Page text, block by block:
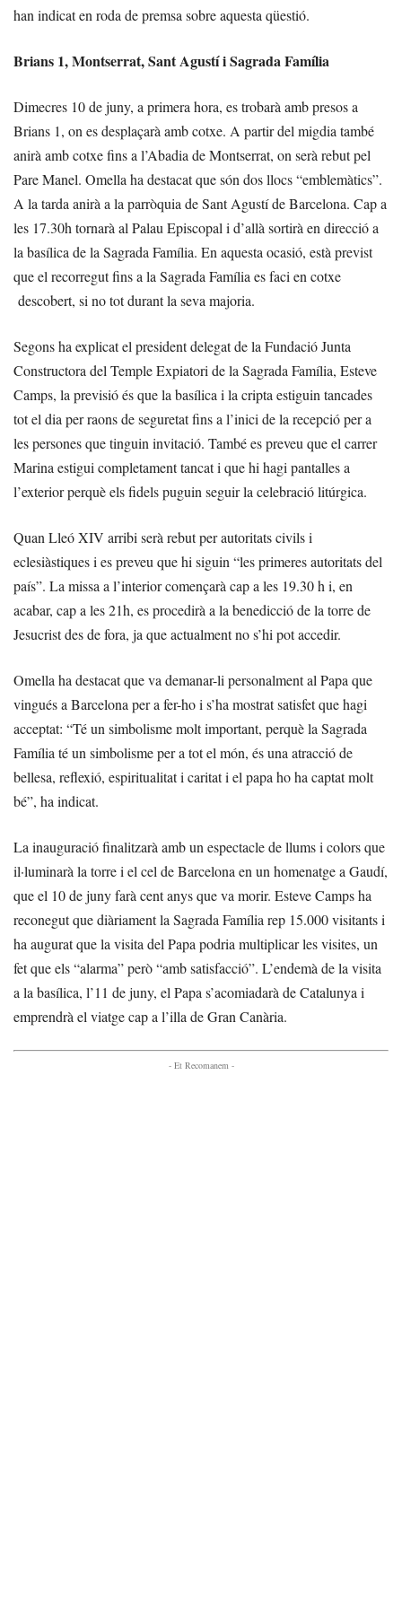
han indicat en roda de premsa sobre aquesta qüestió.
Brians 1, Montserrat, Sant Agustí i Sagrada Família
Dimecres 10 de juny, a primera hora, es trobarà amb presos a
Brians 1, on es desplaçarà amb cotxe. A partir del migdia també
anirà amb cotxe fins a l’Abadia de Montserrat, on serà rebut pel
Pare Manel. Omella ha destacat que són dos llocs “emblemàtics”.
A la tarda anirà a la parròquia de Sant Agustí de Barcelona. Cap a
les 17.30h tornarà al Palau Episcopal i d’allà sortirà en direcció a
la basílica de la Sagrada Família. En aquesta ocasió, està previst
que el recorregut fins a la Sagrada Família es faci en cotxe
descobert, si no tot durant la seva majoria.
Segons ha explicat el president delegat de la Fundació Junta
Constructora del Temple Expiatori de la Sagrada Família, Esteve
Camps, la previsió és que la basílica i la cripta estiguin tancades
tot el dia per raons de seguretat fins a l’inici de la recepció per a
les persones que tinguin invitació. També es preveu que el carrer
Marina estigui completament tancat i que hi hagi pantalles a
l’exterior perquè els fidels puguin seguir la celebració litúrgica.
Quan Lleó XIV arribi serà rebut per autoritats civils i
eclesiàstiques i es preveu que hi siguin “les primeres autoritats del
país”. La missa a l’interior començarà cap a les 19.30 h i, en
acabar, cap a les 21h, es procedirà a la benedicció de la torre de
Jesucrist des de fora, ja que actualment no s’hi pot accedir.
Omella ha destacat que va demanar-li personalment al Papa que
vingués a Barcelona per a fer-ho i s’ha mostrat satisfet que hagi
acceptat: “Té un simbolisme molt important, perquè la Sagrada
Família té un simbolisme per a tot el món, és una atracció de
bellesa, reflexió, espiritualitat i caritat i el papa ho ha captat molt
bé”, ha indicat.
La inauguració finalitzarà amb un espectacle de llums i colors que
il·luminarà la torre i el cel de Barcelona en un homenatge a Gaudí,
que el 10 de juny farà cent anys que va morir. Esteve Camps ha
reconegut que diàriament la Sagrada Família rep 15.000 visitants i
ha augurat que la visita del Papa podria multiplicar les visites, un
fet que els “alarma” però “amb satisfacció”. L’endemà de la visita
a la basílica, l’11 de juny, el Papa s’acomiadarà de Catalunya i
emprendrà el viatge cap a l’illa de Gran Canària.
- Et Recomanem -